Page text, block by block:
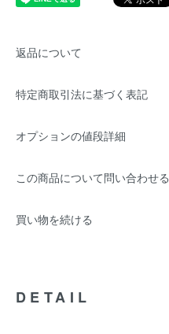
返品について
特定商取引法に基づく表記
オプションの値段詳細
この商品について問い合わせる
買い物を続ける
DETAIL